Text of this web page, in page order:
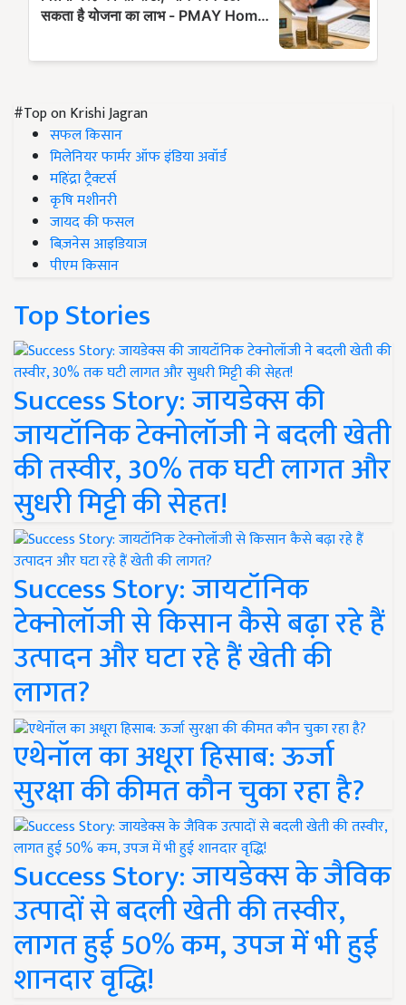
#Top on Krishi Jagran
सफल किसान
मिलेनियर फार्मर ऑफ इंडिया अवॉर्ड
महिंद्रा ट्रैक्टर्स
कृषि मशीनरी
जायद की फसल
बिज़नेस आइडियाज
पीएम किसान
Top Stories
Success Story: जायडेक्स की
जायटॉनिक टेक्नोलॉजी ने बदली खेती
की तस्वीर, 30% तक घटी लागत और
सुधरी मिट्टी की सेहत!
Success Story: जायटॉनिक
टेक्नोलॉजी से किसान कैसे बढ़ा रहे हैं
उत्पादन और घटा रहे हैं खेती की
लागत?
एथेनॉल का अधूरा हिसाब: ऊर्जा
सुरक्षा की कीमत कौन चुका रहा है?
Success Story: जायडेक्स के जैविक
उत्पादों से बदली खेती की तस्वीर,
लागत हुई 50% कम, उपज में भी हुई
शानदार वृद्धि!